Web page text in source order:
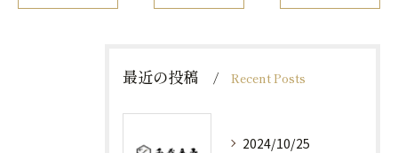
最近の投稿 Recent Posts
2024/10/25